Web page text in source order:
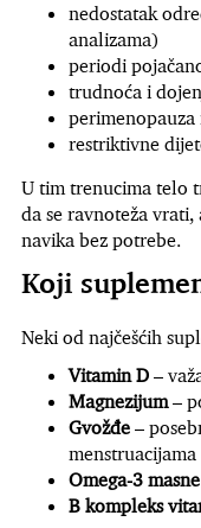
nedostatak
analizama)
periodi
trudnoća i
perimenopauza
restriktivne
U tim trenucima telo
da se ravnoteža
navika bez potrebe.
Koji
Neki od najčešćih
Vitamin D –
Magnezijum–
Gvožđe –
menstruacijama
Omega-3
B kompleks